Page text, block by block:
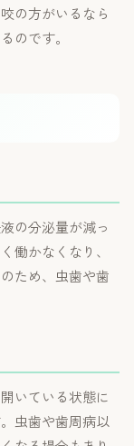
の方がいるなら
のです。
の分泌量が減っ
働かなくなり、
ため、虫歯や歯
いている状態に
虫歯や歯周病以